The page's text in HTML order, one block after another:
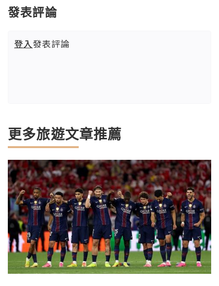
發表評論
登入發表評論
更多旅遊文章推薦